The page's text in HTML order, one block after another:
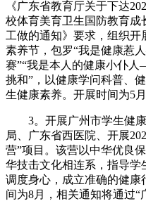
《广东省教育厅关于下达
校体育美育卫生国防教育成
工做的通知》要求，组织开
素养节，包罗“我是健康惹
赛”“我是本人的健康小仆
挑和”，以健康学问科普、
生健康素养。开展时间为5
3。开展广州市学生健康
局、广东省西医院、开展
营”项目。该营以中华优良
华技击文化相连系，指导学
调度身心，成立准确的健
间为8月，相关通知将通过